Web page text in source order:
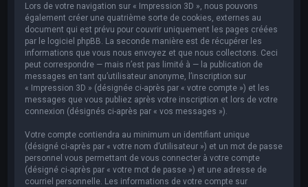
Lors de votre navigation sur « Impression 3D », nous pouvons
également créer une quatrième sorte de cookies, externes au
document qui est prévu pour couvrir uniquement les pages créées
par le logiciel phpBB. La seconde manière est de récupérer les
informations que vous nous envoyez et que nous collectons. Ceci
peut correspondre — mais n’est pas limité à — la publication de
messages en tant qu’utilisateur anonyme, l’inscription sur
« Impression 3D » (désignée ci-après par « votre compte ») et les
messages que vous publiez après votre inscription et lors de votre
connexion (désignés ci-après par « vos messages »).
Votre compte contiendra au minimum un identifiant unique
(désigné ci-après par « votre nom d’utilisateur ») et un mot de passe
personnel vous permettant de vous connecter à votre compte
(désigné ci-après par « votre mot de passe ») et une adresse de
courriel personnelle. Les informations de votre compte sur